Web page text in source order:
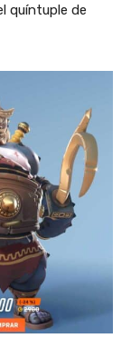
quíntuple de